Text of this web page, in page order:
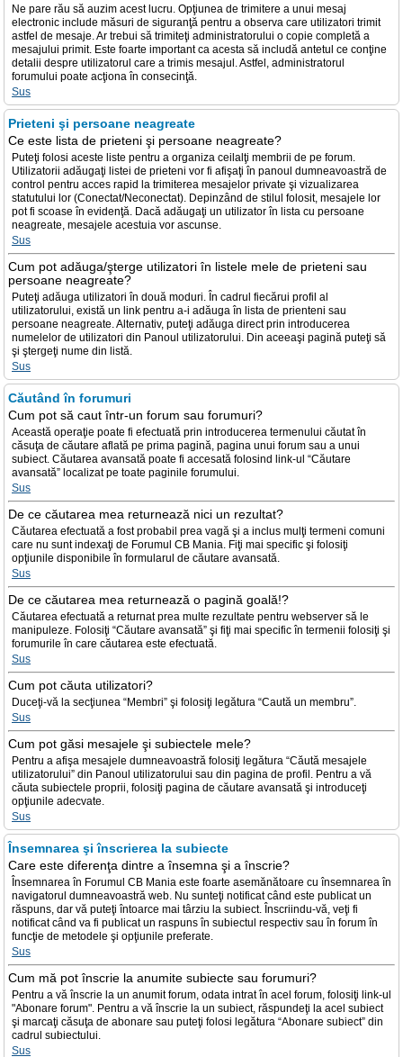
Ne pare rău să auzim acest lucru. Opţiunea de trimitere a unui mesaj
electronic include măsuri de siguranţă pentru a observa care utilizatori trimit
astfel de mesaje. Ar trebui să trimiteţi administratorului o copie completă a
mesajului primit. Este foarte important ca acesta să includă antetul ce conţine
detalii despre utilizatorul care a trimis mesajul. Astfel, administratorul
forumului poate acţiona în consecinţă.
Sus
Prieteni şi persoane neagreate
Ce este lista de prieteni şi persoane neagreate?
Puteţi folosi aceste liste pentru a organiza ceilalţi membrii de pe forum.
Utilizatorii adăugaţi listei de prieteni vor fi afişaţi în panoul dumneavoastră de
control pentru acces rapid la trimiterea mesajelor private şi vizualizarea
statutului lor (Conectat/Neconectat). Depinzând de stilul folosit, mesajele lor
pot fi scoase în evidenţă. Dacă adăugaţi un utilizator în lista cu persoane
neagreate, mesajele acestuia vor ascunse.
Sus
Cum pot adăuga/şterge utilizatori în listele mele de prieteni sau
persoane neagreate?
Puteţi adăuga utilizatori în două moduri. În cadrul fiecărui profil al
utilizatorului, există un link pentru a-i adăuga în lista de prienteni sau
persoane neagreate. Alternativ, puteţi adăuga direct prin introducerea
numelelor de utilizatori din Panoul utilizatorului. Din aceeaşi pagină puteţi să
şi ştergeţi nume din listă.
Sus
Căutând în forumuri
Cum pot să caut într-un forum sau forumuri?
Această operaţie poate fi efectuată prin introducerea termenului căutat în
căsuţa de căutare aflată pe prima pagină, pagina unui forum sau a unui
subiect. Căutarea avansată poate fi accesată folosind link-ul “Căutare
avansată” localizat pe toate paginile forumului.
Sus
De ce căutarea mea returnează nici un rezultat?
Căutarea efectuată a fost probabil prea vagă şi a inclus mulţi termeni comuni
care nu sunt indexaţi de Forumul CB Mania. Fiţi mai specific şi folosiţi
opţiunile disponibile în formularul de căutare avansată.
Sus
De ce căutarea mea returnează o pagină goală!?
Căutarea efectuată a returnat prea multe rezultate pentru webserver să le
manipuleze. Folosiţi “Căutare avansată” şi fiţi mai specific în termenii folosiţi şi
forumurile în care căutarea este efectuată.
Sus
Cum pot căuta utilizatori?
Duceţi-vă la secţiunea “Membri” şi folosiţi legătura “Caută un membru”.
Sus
Cum pot găsi mesajele şi subiectele mele?
Pentru a afişa mesajele dumneavoastră folosiţi legătura “Căută mesajele
utilizatorului” din Panoul utilizatorului sau din pagina de profil. Pentru a vă
căuta subiectele proprii, folosiţi pagina de căutare avansată şi introduceţi
opţiunile adecvate.
Sus
Însemnarea şi înscrierea la subiecte
Care este diferenţa dintre a însemna şi a înscrie?
Însemnarea în Forumul CB Mania este foarte asemănătoare cu însemnarea în
navigatorul dumneavoastră web. Nu sunteţi notificat când este publicat un
răspuns, dar vă puteţi întoarce mai târziu la subiect. Înscriindu-vă, veţi fi
notificat când va fi publicat un raspuns în subiectul respectiv sau în forum în
funcţie de metodele şi opţiunile preferate.
Sus
Cum mă pot înscrie la anumite subiecte sau forumuri?
Pentru a vă înscrie la un anumit forum, odata intrat în acel forum, folosiţi link-ul
"Abonare forum". Pentru a vă înscrie la un subiect, răspundeţi la acel subiect
şi marcaţi căsuţa de abonare sau puteţi folosi legătura “Abonare subiect” din
cadrul subiectului.
Sus